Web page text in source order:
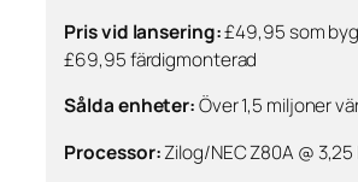
Pris vid lansering:£49,95 som
£69,95 färdigmonterad
Sålda enheter:Över 1,5 miljoner
Processor:Zilog/NEC Z80A @ 3,25